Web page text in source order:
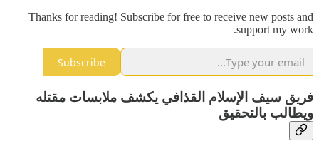
Thanks for reading! Subscribe for free to receive new posts and
support my work.
Subscribe
فريق سيف الإسلام القذافي يكشف ملابسات مقتله
ويطالب بالتحقيق